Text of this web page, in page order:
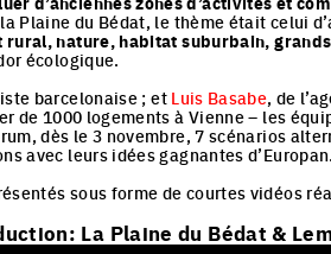
Plaine du Bédat, le thème était celui
nature, habitat suburbain,
écologique.
barcelonaise ; et Luis Basabe, de
de 1000 logements à Vienne – les
dès le 3 novembre, 7 scénarios
avec leurs idées gagnantes
sous forme de courtes vidéos
La Plaine du Bédat &